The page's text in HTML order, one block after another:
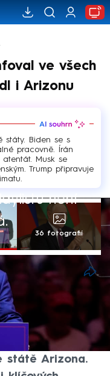
ve všech
i Arizonu
státy. Biden se s
pracovně. Írán
Musk se
Trump připravuje
není
36 fotografií
amerických
projekcí
soupeřku
státě Arizona.